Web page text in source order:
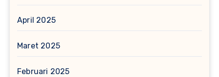
April 2025
Maret 2025
Februari 2025